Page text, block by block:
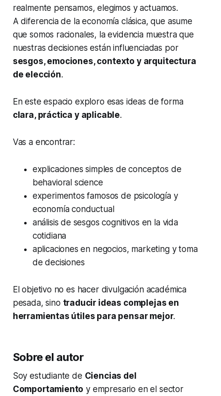
realmente pensamos, elegimos y actuamos.
A diferencia de la economía clásica, que asume
que somos racionales, la evidencia muestra que
nuestras decisiones están influenciadas por
sesgos, emociones, contexto y arquitectura
de elección.
En este espacio exploro esas ideas de forma
clara, práctica y aplicable.
Vas a encontrar:
explicaciones simples de conceptos de
behavioral science
experimentos famosos de psicología y
economía conductual
análisis de sesgos cognitivos en la vida
cotidiana
aplicaciones en negocios, marketing y toma
de decisiones
El objetivo no es hacer divulgación académica
pesada, sino traducir ideas complejas en
herramientas útiles para pensar mejor.
Sobre el autor
Soy estudiante de Ciencias del
Comportamiento y empresario en el sector